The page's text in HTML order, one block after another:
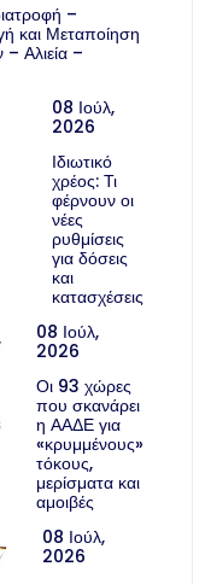
–
και Μεταποίηση
Αλιεία –
08 Ιούλ,
2026
Ιδιωτικό
χρέος: Τι
φέρνουν οι
νέες
ρυθμίσεις
για δόσεις
και
κατασχέσεις
08 Ιούλ,
2026
Οι 93 χώρες
που σκανάρει
η ΑΑΔΕ για
«κρυμμένους»
τόκους,
μερίσματα και
αμοιβές
08 Ιούλ,
2026